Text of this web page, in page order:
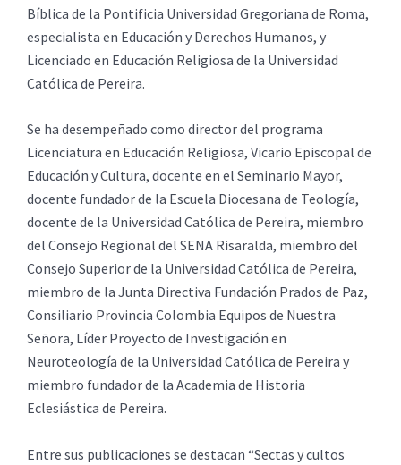
Bíblica de la Pontificia Universidad Gregoriana de Roma,
especialista en Educación y Derechos Humanos, y
Licenciado en Educación Religiosa de la Universidad
Católica de Pereira.
Se ha desempeñado como director del programa
Licenciatura en Educación Religiosa, Vicario Episcopal de
Educación y Cultura, docente en el Seminario Mayor,
docente fundador de la Escuela Diocesana de Teología,
docente de la Universidad Católica de Pereira, miembro
del Consejo Regional del SENA Risaralda, miembro del
Consejo Superior de la Universidad Católica de Pereira,
miembro de la Junta Directiva Fundación Prados de Paz,
Consiliario Provincia Colombia Equipos de Nuestra
Señora, Líder Proyecto de Investigación en
Neuroteología de la Universidad Católica de Pereira y
miembro fundador de la Academia de Historia
Eclesiástica de Pereira.
Entre sus publicaciones se destacan “Sectas y cultos